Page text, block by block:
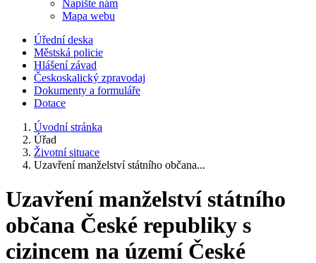
Napište nám
Mapa webu
Úřední deska
Městská policie
Hlášení závad
Českoskalický zpravodaj
Dokumenty a formuláře
Dotace
Úvodní stránka
Úřad
Životní situace
Uzavření manželství státního občana...
Uzavření manželství státního
občana České republiky s
cizincem na území České